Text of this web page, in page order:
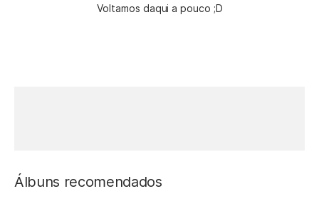
Voltamos daqui a pouco ;D
Álbuns recomendados